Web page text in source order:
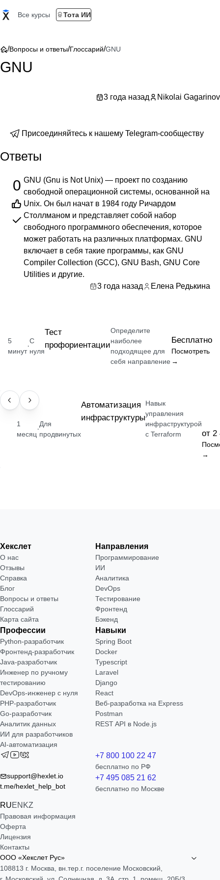
Все курсы Тота ИИ
/Вопросы и ответы/Глоссарий/GNU
GNU
3 года назад Nikolai Gagarinov
Присоединяйтесь к нашему Telegram-сообществу
Ответы
0 GNU (Gnu is Not Unix) — проект по созданию
свободной операционной системы, основанной на
Unix. Он был начат в 1984 году Ричардом
Столлманом и представляет собой набор
свободного программного обеспечения, которое
может работать на различных платформах. GNU
включает в себя такие программы, как GNU
Compiler Collection (GCC), GNU Bash, GNU Core
Utilities и другие.
3 года назад
Елена Редькина
5
минут
·
С
нуля
Тест
профориентации
Определите
наиболее
подходящее для
себя направление
Бесплатно
Посмотреть
→
НАВЫК
1
месяц
·
Для
продвинутых
Автоматизация
инфраструктуры
Навык
управления
инфраструктурой
с Terraform
от 2
→
Хекслет
О нас
Отзывы
Справка
Блог
Вопросы и ответы
Глоссарий
Карта сайта
Направления
Программирование
ИИ
Аналитика
DevOps
Тестирование
Фронтенд
Бэкенд
Профессии
Python-разработчик
Фронтенд-разработчик
Java-разработчик
Инженер по ручному
тестированию
DevOps-инженер с нуля
РНР-разработчик
Go-разработчик
Аналитик данных
ИИ для разработчиков
AI-автоматизация
Навыки
Spring Boot
Docker
Typescript
Laravel
Django
React
Веб-разработка на Express
Postman
REST API в Node.js
support@hexlet.io
t.me/hexlet_help_bot
RUEN KZ
+7 800 100 22 47
бесплатно по РФ
+7 495 085 21 62
бесплатно по Москве
Правовая информация
Оферта
Лицензия
Контакты
ООО «Хекслет Рус»
108813 г. Москва, вн.тер.г. поселение Московский,